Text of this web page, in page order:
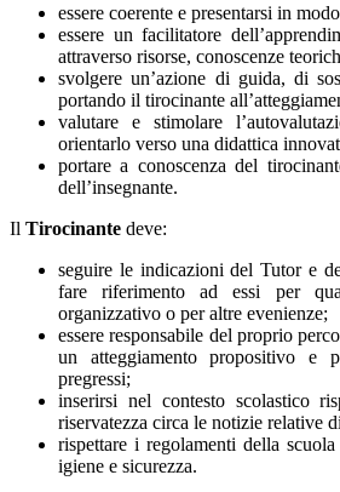
essere coerente e presentarsi in
essere un facilitatore
attraverso risorse, conoscenze
svolgere un’azione di guida, di
portando il tirocinante
valutare e stimolare
orientarlo verso una didattica
portare a conoscenza del
dell’insegnante.
Il Tirocinante deve:
seguire le indicazioni del Tutor e
fare riferimento ad essi per
organizzativo o per altre evenienze;
essere responsabile del proprio
un atteggiamento propositivo e
pregressi;
inserirsi nel contesto scolastico
riservatezza circa le notizie relative
rispettare i regolamenti della
igiene e sicurezza.